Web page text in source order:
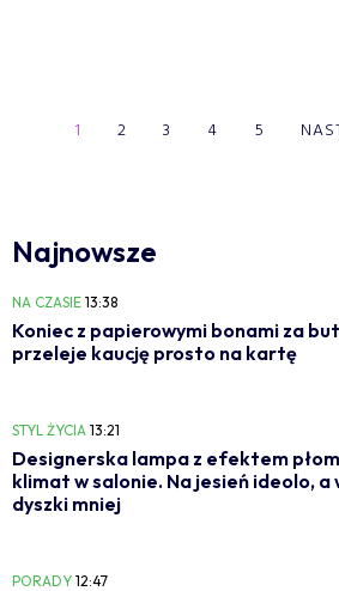
1 2 3 4 5
Najnowsze
NA CZASIE 13:38
Koniec z papierowymi bonami za
przeleje kaucję prosto na kartę
STYL ŻYCIA 13:21
Designerska lampa z efektem
klimat w salonie. Na jesień ideolo,
dyszki mniej
PORADY 12:47